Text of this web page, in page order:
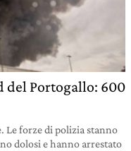
del Portogallo: 600
Le forze di polizia stanno
dolosi e hanno arrestato